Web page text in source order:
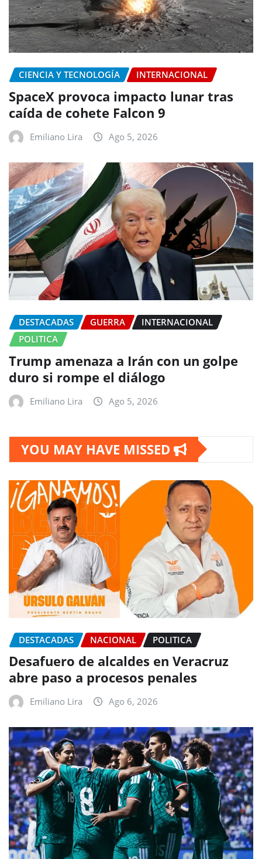
CIENCIA Y TECNOLOGÍA INTERNACIONAL
SpaceX provoca impacto lunar tras
caída de cohete Falcon 9
Emiliano Lira Ago 5, 2026
DESTACADAS GUERRA
INTERNACIONAL
POLITICA
Trump amenaza a Irán con un golpe
duro si rompe el diálogo
Emiliano Lira Ago 5, 2026
YOU MAY HAVE MISSED
DESTACADAS NACIONAL POLITICA
Desafuero de alcaldes en Veracruz
abre paso a procesos penales
Emiliano Lira Ago 6, 2026